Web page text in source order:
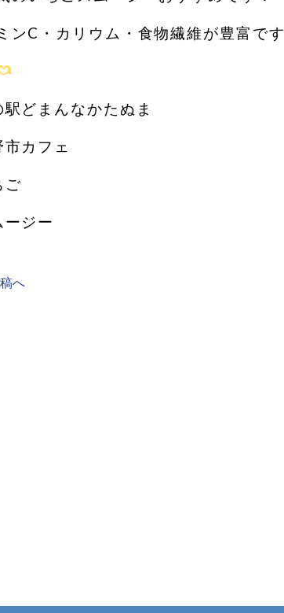
ンC・カリウム・食物繊維が豊富です
どまんなかたぬま
カフェ
ご
ジー
へ